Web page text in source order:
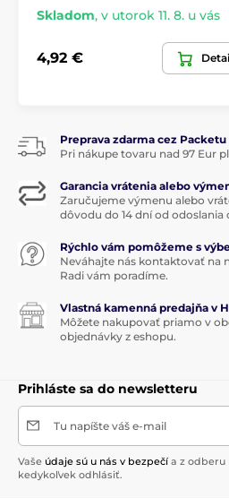
Skladom, v utorok 11. 8. u vás
4,92 €
Preprava zdarma cez Packetu
Pri nákupe tovaru nad 97 Eur
Garancia vrátenia alebo
Zaručujeme výmenu alebo
dôvodu do 14 dní od odoslania
Rýchlo vám pomôžeme s
Neváhajte nás kontaktovať na
Radi vám poradíme.
Vlastná kamenná predajňa v
Môžete nakupovať priamo v
objednávky z eshopu.
Prihláste sa do newsletteru
Tu napíšte váš e-mail
Vaše údaje sú u nás v bezpečí a z odberu
kedykoľvek odhlásiť.